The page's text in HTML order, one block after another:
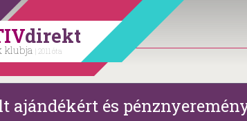
direkt
klubja | 2011 óta
ajándékért és